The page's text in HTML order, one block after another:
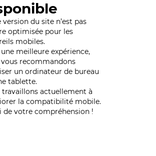
version du site n’est pas
optimisée pour les
mobiles.
meilleure expérience,
vous recommandons
un ordinateur de bureau
tablette.
travaillons actuellement à
la compatibilité mobile.
de votre compréhension !